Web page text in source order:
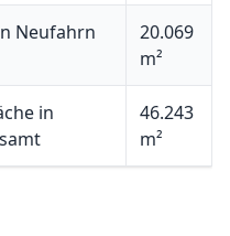
Neufahrn
20.069
m²
in
46.243
m²